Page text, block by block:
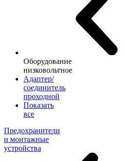
Оборудование
низковольтное
Адаптер/
соединитель
проходной
Показать
все
Предохранители
и монтажные
устройства